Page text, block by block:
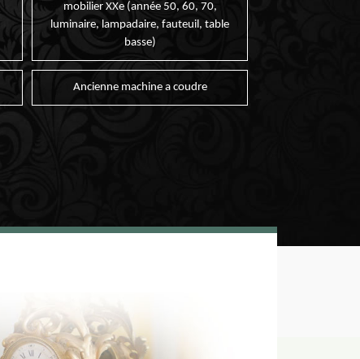
mobilier XXe (année 50, 60, 70,
luminaire, lampadaire, fauteuil, table
basse)
Ancienne machine a coudre